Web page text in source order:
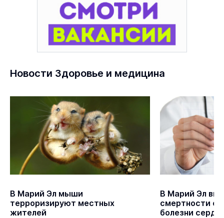
Новости Здоровье и медицина
В Марий Эл мыши
терроризируют местных
жителей
В Марий Эл
смертности
болезни